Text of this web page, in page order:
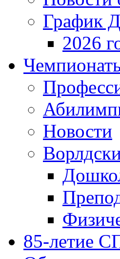
График
2026
Новости
85-летие